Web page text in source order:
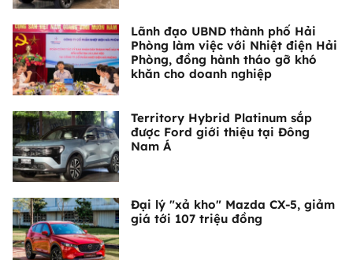
Lãnh đạo UBND thành phố Hải
Phòng làm việc với Nhiệt điện Hải
Phòng, đồng hành tháo gỡ khó
khăn cho doanh nghiệp
Territory Hybrid Platinum sắp
được Ford giới thiệu tại Đông
Nam Á
Đại lý "xả kho" Mazda CX-5, giảm
giá tới 107 triệu đồng